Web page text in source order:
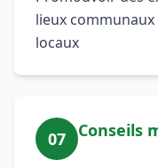
lieux
locaux
07 Conseils